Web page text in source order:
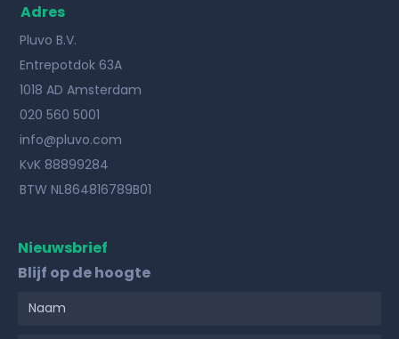
Adres
Pluvo B.V.
Entrepotdok 63A
1018 AD Amsterdam
020 560 5001
info@pluvo.com
KvK 88899284
BTW NL864816789B01
Nieuwsbrief
Blijf op de hoogte